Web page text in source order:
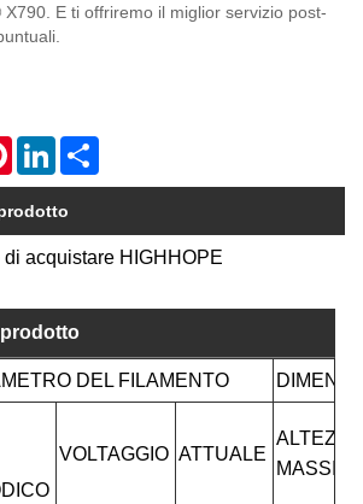
E ti offriremo il miglior servizio post-
PinterestLinkedIn
acquistare HIGHHOPE
prodotto
DEL FILAMENTO
VOLTAGGIO ATTUALE
ALTEZZA